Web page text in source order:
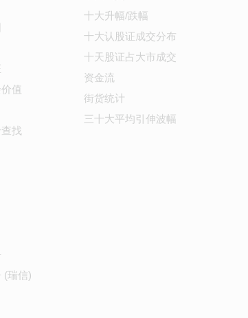
值
找
(瑞信)
十大升幅/跌幅
十大认股证成交分布
十天股证占大市成交
资金流
街货统计
三十大平均引伸波幅